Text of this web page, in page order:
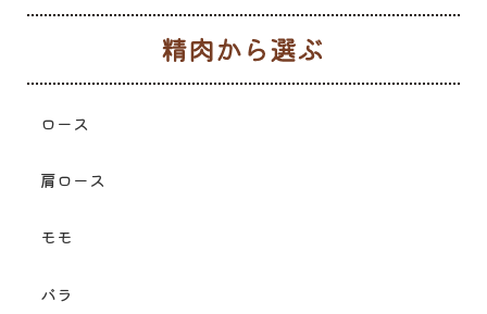
ロース
肩ロース
モモ
バラ